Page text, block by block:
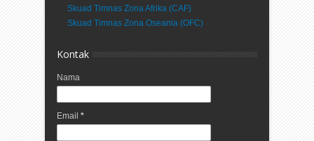
Skuad Timnas Zona Afrika (CAF)
Skuad Timnas Zona Oseania (OFC)
Kontak
Nama
Email *